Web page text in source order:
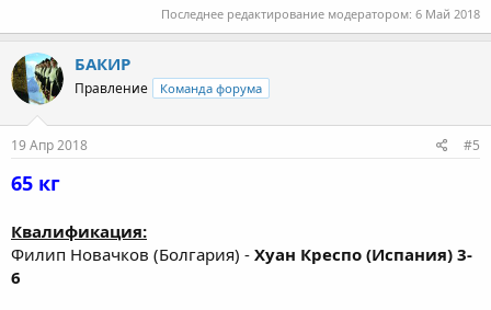
Последнее редактирование модератором: 6 Май 2018
БАКИР
Правление Команда форума
19 Апр 2018 #5
65 кг
Квалификация:
Филип Новачков (Болгария) - Хуан Креспо (Испания) 3-
6